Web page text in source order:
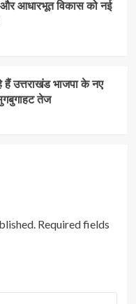
और आधारभूत विकास को नई
हैं उत्तराखंड भाजपा के नए
तेज
Required fields